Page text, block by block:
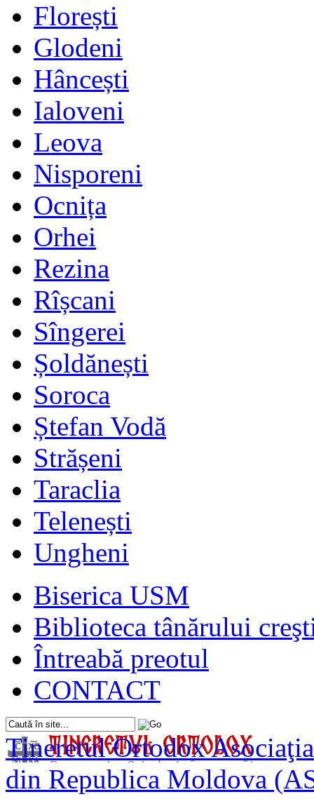
Florești
Glodeni
Hâncești
Ialoveni
Leova
Nisporeni
Ocnița
Orhei
Rezina
Rîșcani
Sîngerei
Șoldănești
Soroca
Ștefan Vodă
Strășeni
Taraclia
Telenești
Ungheni
Biserica USM
Biblioteca tânărului
Întreabă preotul
CONTACT
Tineretul Ortodox
din Republica Moldova